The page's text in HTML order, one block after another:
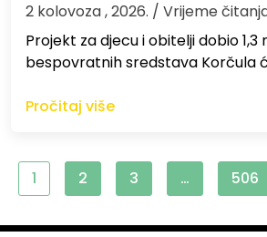
2 kolovoza , 2026. / Vrijeme
Projekt za djecu i obitelji dobio 1,3
bespovratnih sredstava Korčula
Pročitaj više
1 2 3 … 506